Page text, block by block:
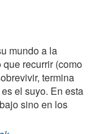
mundo a la
recurrir (como
termina
el suyo. En esta
sino en los